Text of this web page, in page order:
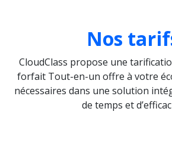
Nos
CloudClass propose une
forfait Tout-en-un offre à votre
nécessaires dans une solution
de temps et